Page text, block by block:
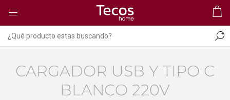
CARGADOR USB Y TIPO C
BLANCO 220V